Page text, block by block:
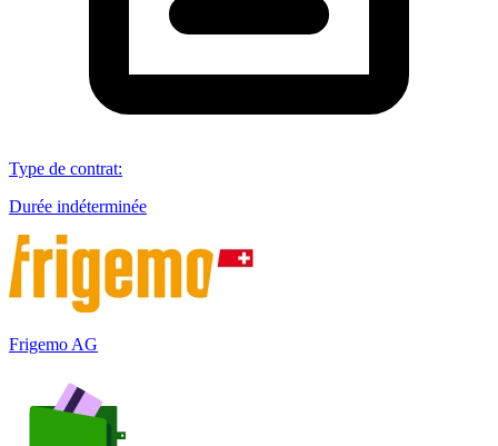
Type de contrat:
Durée indéterminée
Frigemo AG